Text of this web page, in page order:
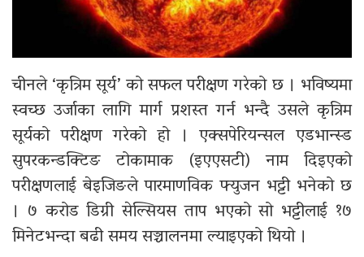
चीनले ‘कृत्रिम सूर्य’ को सफल परीक्षण गरेको छ । भविष्यमा
स्वच्छ उर्जाका लागि मार्ग प्रशस्त गर्न भन्दै उसले कृत्रिम
सूर्यको परीक्षण गरेको हो । एक्सपेरियन्सल एडभान्स्ड
सुपरकन्डक्टिङ टोकामाक (इएएसटी) नाम दिइएको
परीक्षणलाई बेइजिङले पारमाणविक फ्युजन भट्टी भनेको छ
। ७ करोड डिग्री सेल्सियस ताप भएको सो भट्टीलाई १७
मिनेटभन्दा बढी समय सञ्चालनमा ल्याइएको थियो ।